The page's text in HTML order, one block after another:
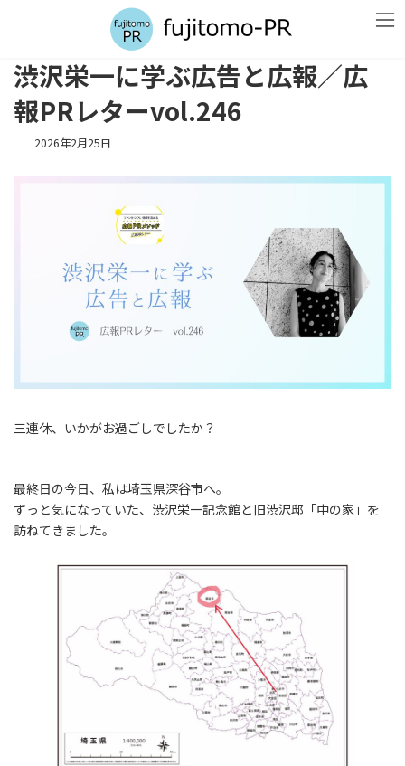
渋沢栄一に学ぶ広告と広報／広
報PRレターvol.246
2026年2月25日
三連休、いかがお過ごしでしたか？
最終日の今日、私は埼玉県深谷市へ。
ずっと気になっていた、渋沢栄一記念館と旧渋沢邸「中の家」を
訪ねてきました。